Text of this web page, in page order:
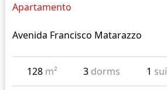
Apartamento
Avenida Francisco Matarazzo
128 m² 3 dorms 1